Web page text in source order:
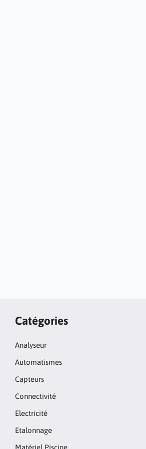
Catégories
Analyseur
Automatismes
Capteurs
Connectivité
Electricité
Etalonnage